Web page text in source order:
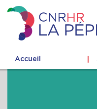
to
content
Centre
national
ressources
handicaps
Accueil